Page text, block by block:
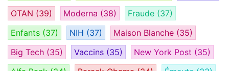
OTAN (39) Moderna (38) Fraude (37)
Enfants (37) NIH (37) Maison Blanche (35)
Big Tech (35) Vaccins (35) New York Post (35)